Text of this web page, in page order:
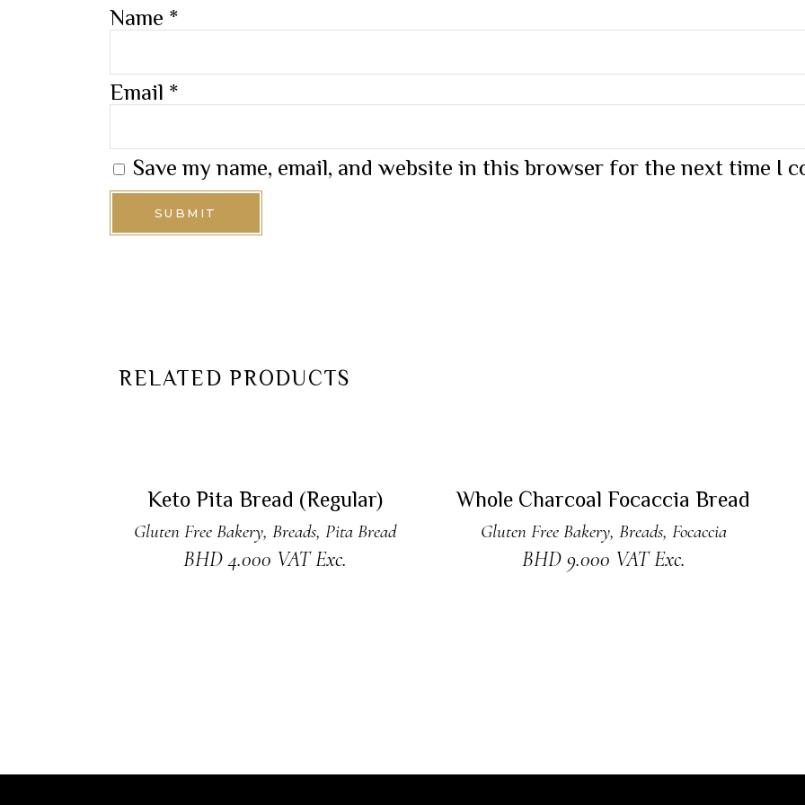
Name *
Email *
Save my name, email, and website in this browser for the next time I
RELATED PRODUCTS
Keto Pita Bread (Regular)
Gluten Free Bakery,Breads,Pita Bread
BHD4.000 VAT Exc.
New
Whole Charcoal Focaccia Bread
Gluten Free Bakery, Breads, Focaccia
BHD 9.000 VAT Exc.